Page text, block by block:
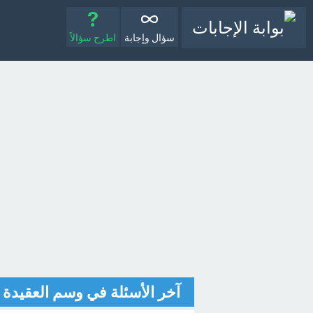
سؤال وإجابة اطرح سؤالاً
آخر الأسئلة في وسم العقيدة